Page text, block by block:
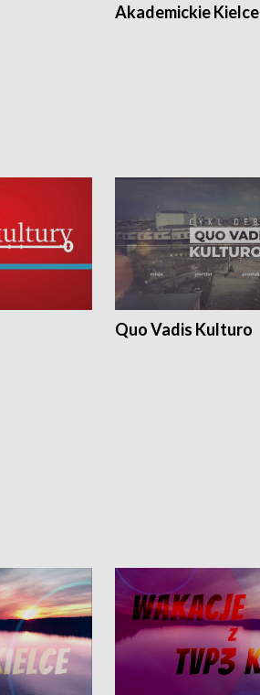
Akademickie Kielce
Quo Vadis Kulturo